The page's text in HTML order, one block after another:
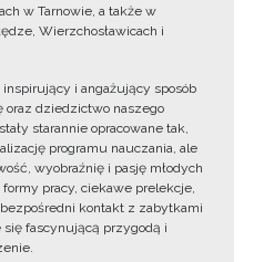
w Tarnowie, a także w
Wierzchosławicach i
inspirujący i angażujący sposób
dziedzictwo naszego
starannie opracowane tak,
programu nauczania, ale
wyobraźnię i pasję młodych
pracy, ciekawe prelekcje,
kontakt z zabytkami
się fascynującą przygodą i